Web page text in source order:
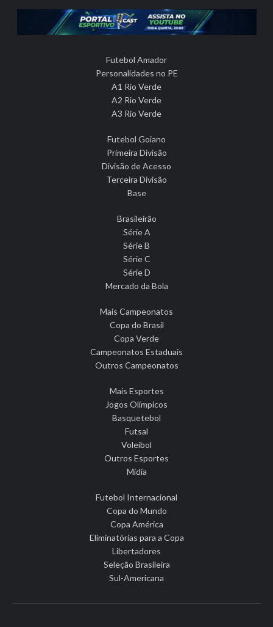
Futebol Amador
Personalidades no PE
A1 Rio Verde
A2 Rio Verde
A3 Rio Verde
Futebol Goiano
Primeira Divisão
Divisão de Acesso
Terceira Divisão
Base
Brasileirão
Série A
Série B
Série C
Série D
Mercado da Bola
Mais Campeonatos
Copa do Brasil
Copa Verde
Campeonatos Estaduais
Outros Campeonatos
Mais Esportes
Jogos Olímpicos
Basquetebol
Futsal
Voleibol
Outros Esportes
Mídia
Futebol Internacional
Copa do Mundo
Copa América
Eliminatórias para a Copa
Libertadores
Seleção Brasileira
Sul-Americana